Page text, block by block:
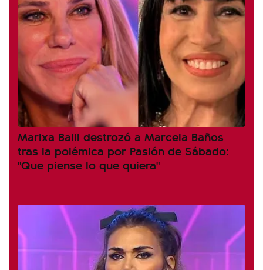
Marixa Balli destrozó a Marcela Baños
tras la polémica por Pasión de Sábado:
"Que piense lo que quiera"